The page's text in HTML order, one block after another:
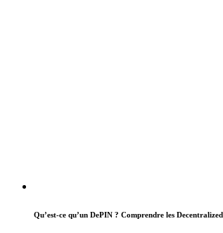
Qu’est-ce qu’un DePIN ? Comprendre les